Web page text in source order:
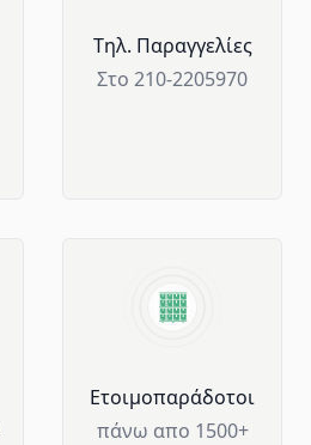
Tηλ. Παραγγελίες
Στο 210-2205970
Ετοιμοπαράδοτοι
πάνω απο 1500+